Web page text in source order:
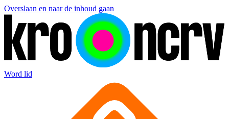
Overslaan en naar de inhoud gaan
Word lid